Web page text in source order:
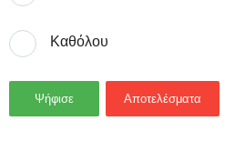
Καθόλου
Ψήφισε Αποτελέσματα